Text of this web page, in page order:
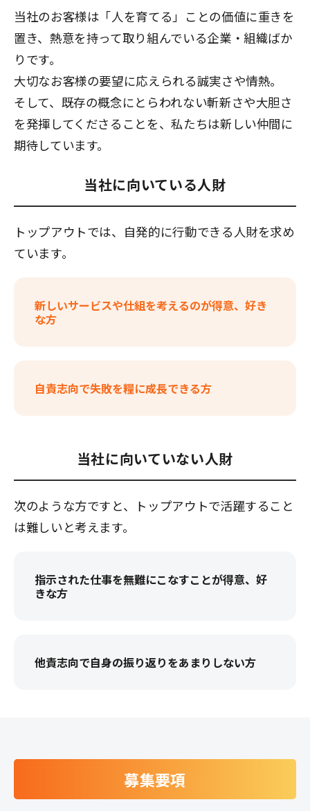
当社のお客様は「人を育てる」ことの価値に重きを
置き、熱意を持って取り組んでいる企業・組織ばか
りです。
大切なお客様の要望に応えられる誠実さや情熱。
そして、既存の概念にとらわれない斬新さや大胆さ
を発揮してくださることを、私たちは新しい仲間に
期待しています。
当社に向いている人財
トップアウトでは、自発的に行動できる人財を求め
ています。
新しいサービスや仕組を考えるのが得意、好き
な方
自責志向で失敗を糧に成長できる方
当社に向いていない人財
次のような方ですと、トップアウトで活躍すること
は難しいと考えます。
指示された仕事を無難にこなすことが得意、好
きな方
他責志向で自身の振り返りをあまりしない方
募集要項